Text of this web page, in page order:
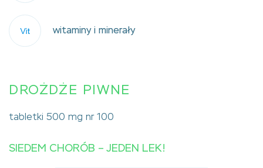
witaminy i minerały
DROŻDŻE PIWNE
tabletki 500 mg nr 100
SIEDEM CHORÓB – JEDEN LEK!